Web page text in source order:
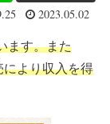
2023.05.02
ます。また
より収入を得